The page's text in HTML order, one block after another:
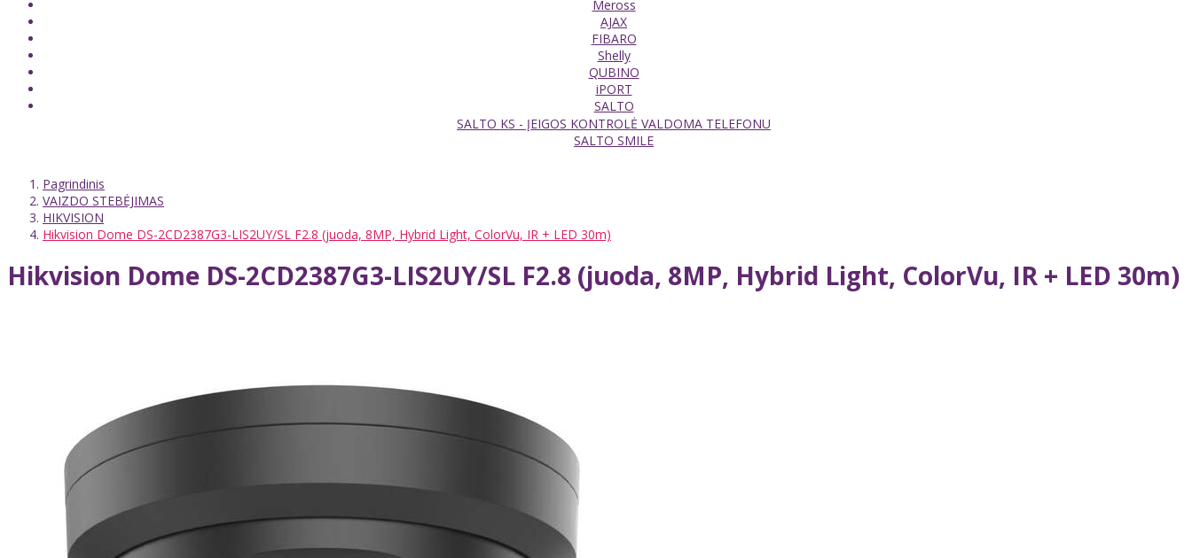
Meross
AJAX
FIBARO
Shelly
QUBINO
iPORT
SALTO
SALTO KS - ĮEIGOS KONTROLĖ VALDOMA TELEFONU
SALTO SMILE
Pagrindinis
VAIZDO STEBĖJIMAS
HIKVISION
Hikvision Dome DS-2CD2387G3-LIS2UY/SL F2.8 (juoda, 8MP, Hybrid Light, ColorVu, IR + LED 30m)
Hikvision Dome DS-2CD2387G3-LIS2UY/SL F2.8 (juoda, 8MP, Hybrid Light, ColorVu, IR + LED 30m)